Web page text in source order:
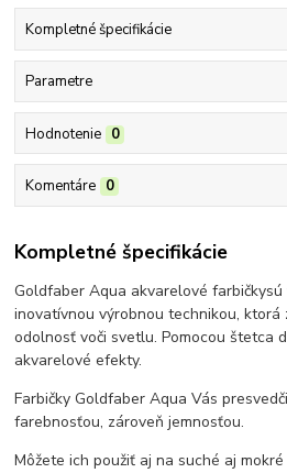
Kompletné špecifikácie
Parametre
Hodnotenie 0
Komentáre 0
Kompletné špecifikácie
Goldfaber Aqua akvarelové farbičkysú
inovatívnou výrobnou technikou, ktorá
odolnosť voči svetlu. Pomocou štetca
akvarelové efekty.
Farbičky Goldfaber Aqua Vás
farebnosťou, zároveň jemnosťou.
Môžete ich použiť aj na suché aj